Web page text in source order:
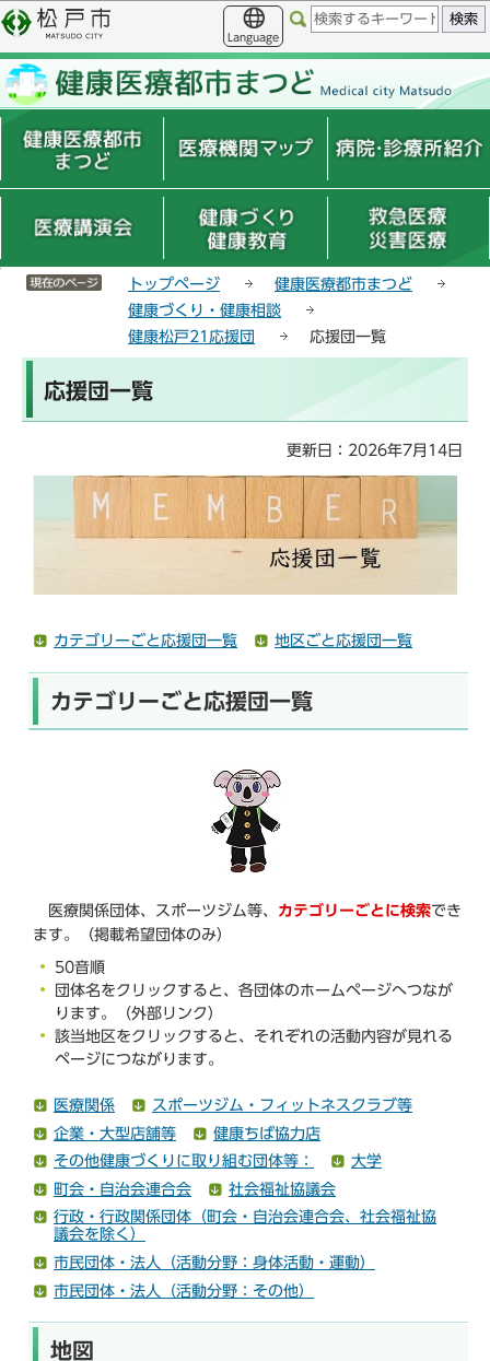
こ
の
ペ
ー
ジ
頭
サ
イ
ト
メ
ニ
こ
このページの本文へ移動
Language
サイトメニューここまで
トップページ
健康医療都市まつど
健康づくり・健康相談
健康松戸21応援団
応援団一覧
こ
応援団一覧
更新日：2026年7月14日
カテゴリーごと応援団一覧 地区ごと応援団一覧
カテゴリーごと応援団一覧
医療関係団体、スポーツジム等、 カテゴリーごとに検索でき
ます。（掲載希望団体のみ）
50音順
団体名をクリックすると、各団体のホームページへつなが
ります。（外部リンク）
該当地区をクリックすると、それぞれの活動内容が見れる
ページにつながります。
医療関係
スポーツジム・フィットネスクラブ等
企業・大型店舗等
健康ちば協力店
その他健康づくりに取り組む団体等：
大学
町会・自治会連合会
社会福祉協議会
行政・行政関係団体（町会・自治会連合会、社会福祉協
議会を除く）
市民団体・法人（活動分野：身体活動・運動）
市民団体・法人（活動分野：その他）
地図